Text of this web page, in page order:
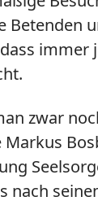
Betenden
immer
zwar
nach